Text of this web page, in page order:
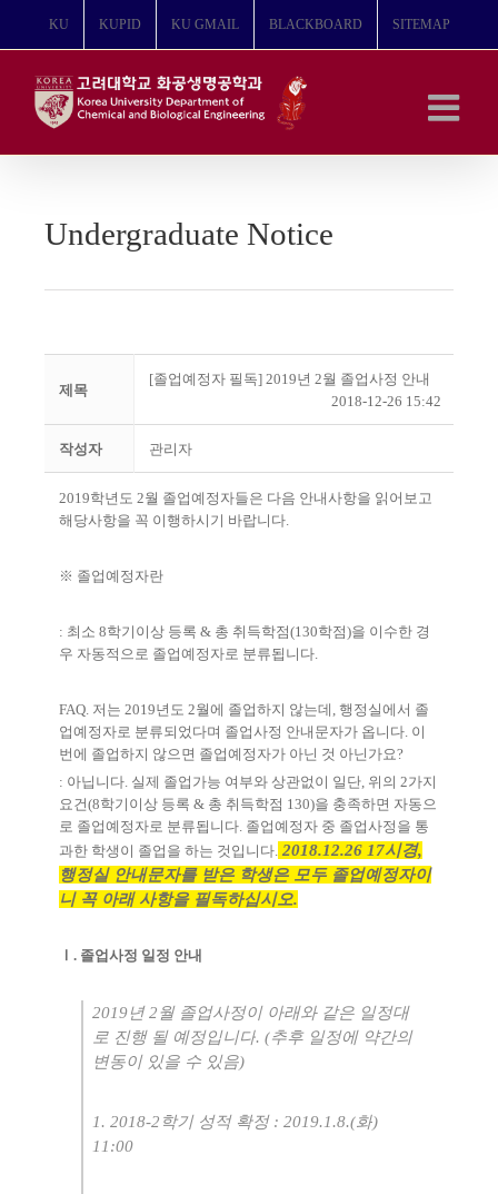
뛰
KU KUPID KU GMAIL BLACKBOARD SITEMAP
Undergraduate Notice
제목
[졸업예정자 필독] 2019년 2월 졸업사정 안내
2018-12-26 15:42
작성자 관리자
2019학년도 2월 졸업예정자들은 다음 안내사항을 읽어보고
해당사항을 꼭 이행하시기 바랍니다.
※ 졸업예정자란
: 최소 8학기이상 등록 & 총 취득학점(130학점)을 이수한 경
우 자동적으로 졸업예정자로 분류됩니다.
FAQ. 저는 2019년도 2월에 졸업하지 않는데 , 행정실에서 졸
업예정자로 분류되었다며 졸업사정 안내문자가 옵니다. 이
번에 졸업하지 않으면 졸업예정자가 아닌 것 아닌가요?
: 아닙니다. 실제 졸업가능 여부와 상관없이 일단, 위의 2가지
요건(8학기이상 등록 & 총 취득학점 130)을 충족하면 자동으
로 졸업예정자로 분류됩니다. 졸업예정자 중 졸업사정을 통
과한 학생이 졸업을 하는 것입니다. 2018.12.26 17시경,
행정실 안내문자를 받은 학생은 모두 졸업예정자이
니 꼭 아래 사항을 필독하십시오.
Ⅰ . 졸업사정 일정 안내
2019년2월 졸업사정이 아래와 같은 일정대
로 진행 될 예정입니다. (추후 일정에 약간의
변동이 있을 수 있음)
1. 2018-2 학기 성적 확정 : 2019.1.8.(화)
11:00